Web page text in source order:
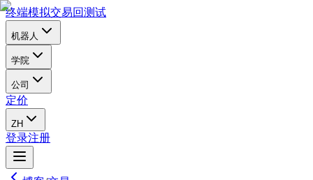
终端模拟交易回测试
机器人
学院
公司
定价
ZH
登录注册